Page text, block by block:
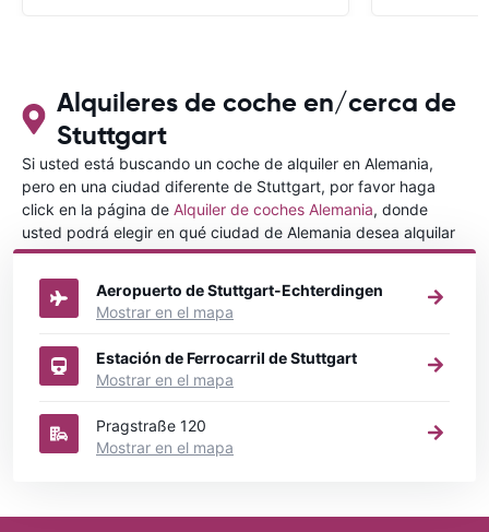
para ALBANIA
Alquileres de coche en/cerca de
Stuttgart
Si usted está buscando un coche de alquiler en Alemania,
pero en una ciudad diferente de Stuttgart, por favor haga
click en la página de Alquiler de coches Alemania, donde
usted podrá elegir en qué ciudad de Alemania desea alquilar
un coche.
Aeropuerto de Stuttgart-Echterdingen
Mostrar en el mapa
Estación de Ferrocarril de Stuttgart
Mostrar en el mapa
Pragstraße 120
Mostrar en el mapa